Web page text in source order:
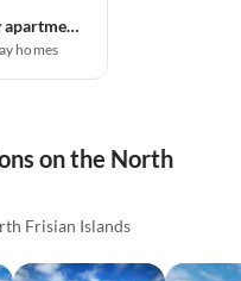
Holiday apartment
homes
on the North
Frisian Islands